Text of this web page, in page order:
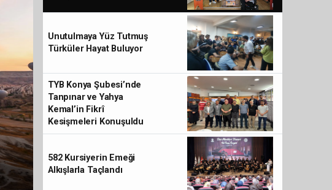
TYB Konya Şubesi’nde Fotoğraf Dolu Bir Gün
Unutulmaya Yüz Tutmuş
Türküler Hayat Buluyor
TYB Konya Şubesi’nde
Tanpınar ve Yahya
Kemal’in Fikrî
Kesişmeleri Konuşuldu
582 Kursiyerin Emeği
Alkışlarla Taçlandı